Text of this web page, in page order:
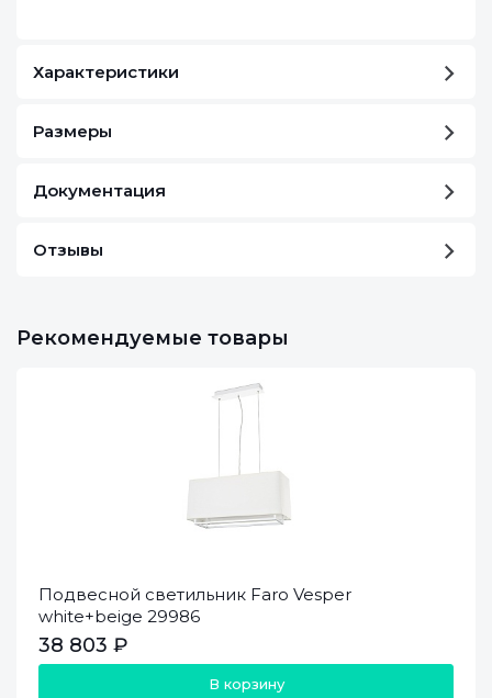
Характеристики
Размеры
Документация
Отзывы
Рекомендуемые товары
Подвесной светильник Faro Vesper
white+beige 29986
38 803 ₽
В корзину